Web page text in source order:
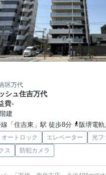
区万代
シュ住吉万代
費-
建
「住吉東」駅 徒歩8分
阪堺電軌上町
オートロック エレベーター
光フ
ス
防犯カメラ